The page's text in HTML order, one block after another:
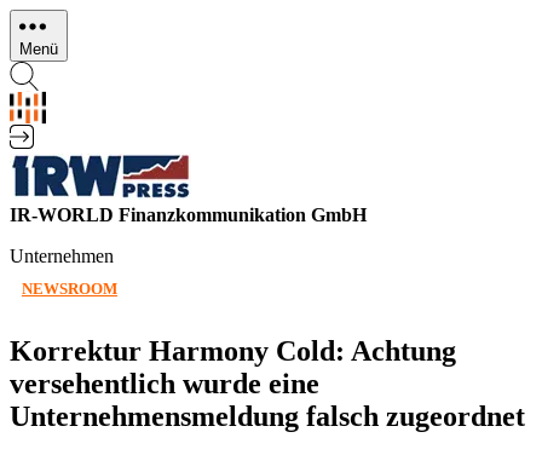
Direkt
zum
Inhalt
Menü
IR-WORLD Finanzkommunikation GmbH
Unternehmen
NEWSROOM
Korrektur Harmony Cold: Achtung
versehentlich wurde eine
Unternehmensmeldung falsch zugeordnet